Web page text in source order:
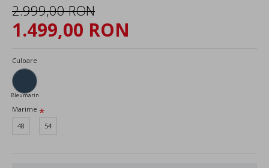
1.499,00 RON
2.999,00 RON
Culoare
Bleumarin
Marime
48
54